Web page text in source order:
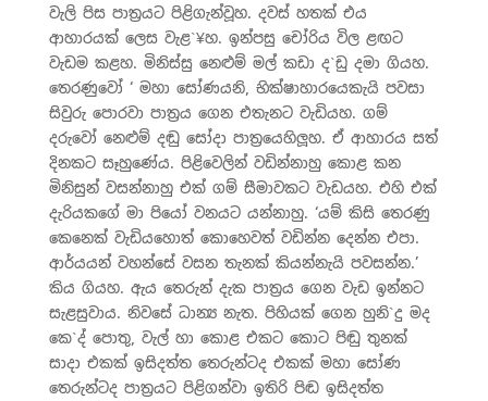
වැලි පිස පාත‍්‍රයට පිළිගැන්වූහ. දවස් හතක් එය
ආහාරයක් ලෙස වැළ`¥හ. ඉන්පසු චෝරිය විල ළඟට
වැඩම කළහ. මිනිස්සු නෙළුම් මල් කඩා ද`ඩු දමා ගියහ.
තෙරණුවෝ ‘ මහා සෝණයනි, භික්ෂාහාරයෙකැයි පවසා
සිවුරු පොරවා පාත‍්‍රය ගෙන එතැනට වැඩියහ. ගම්
දරුවෝ නෙළුම් දඬු සෝදා පාත‍්‍රයෙහිලූහ. ඒ ආහාරය සත්
දිනකට සෑහුණේය. පිළිවෙලින් වඩින්නාහු කොළ කන
මිනිසුන් වසන්නාහු එක් ගම් සීමාවකට වැඩයහ. එහි එක්
දැරියකගේ මා පියෝ වනයට යන්නාහු. ‘යම් කිසි තෙරණු
කෙනෙක් වැඩියහොත් කොහෙවත් වඩින්න දෙන්න එපා.
ආර්යයන් වහන්සේ වසන තැනක් කියන්නැයි පවසන්න.’
කිය ගියහ. ඇය තෙරුන් දැක පාත‍්‍රය ගෙන වැඩ ඉන්නට
සැළසුවාය. නිවසේ ධාන්‍ය නැත. පිහියක් ගෙන හුනි`දු මද
කෙ`ද් පොතු, වැල් හා කොළ එකට කොට පිඬු තුනක්
සාදා එකක් ඉසිදත්ත තෙරුන්ටද එකක් මහා සෝණ
තෙරුන්ටද පාත‍්‍රයට පිළිගන්වා ඉතිරි පිඬ ඉසිදත්ත